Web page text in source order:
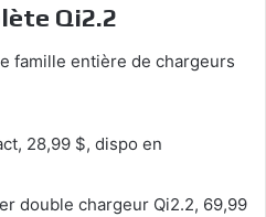
Qi2.2
famille entière de chargeurs
28,99 $, dispo en
double chargeur Qi2.2, 69,99